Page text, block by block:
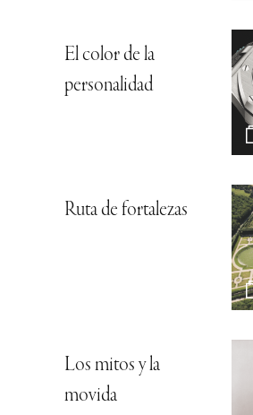
El color de la
personalidad
Ruta de fortalezas
Los mitos y la
movida